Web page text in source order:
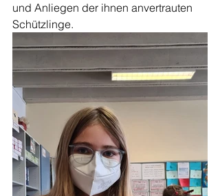
und Anliegen der ihnen anvertrauten
Schützlinge.